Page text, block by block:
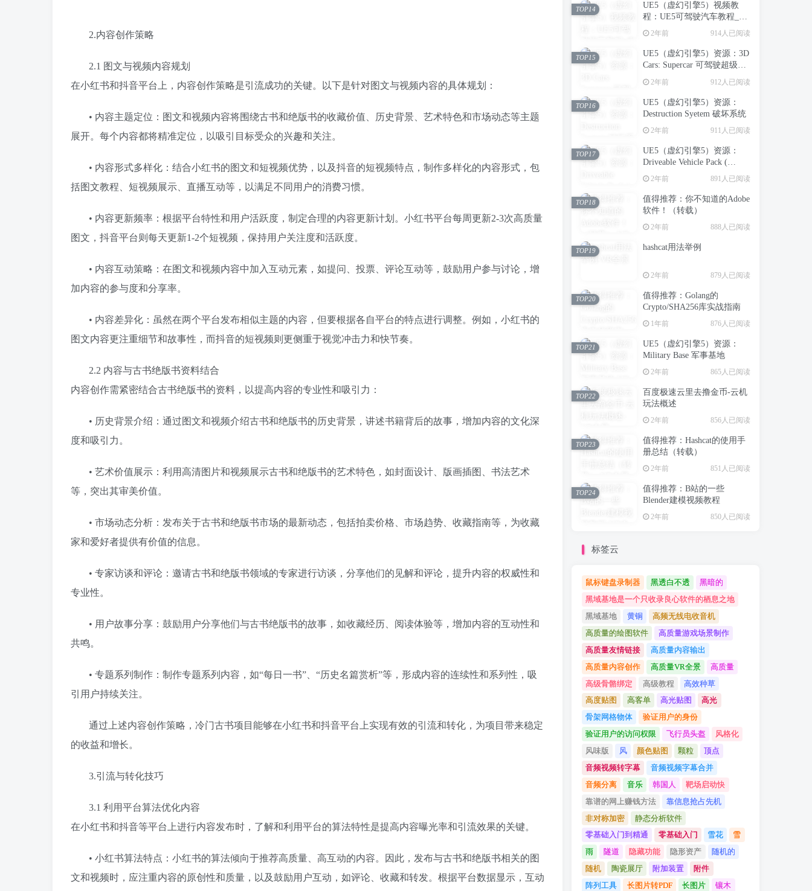
2.内容创作策略
2.1 图文与视频内容规划
在小红书和抖音平台上，内容创作策略是引流成功的关键。以下是针对图文与视频内容的具体规划：
• 内容主题定位：图文和视频内容将围绕古书和绝版书的收藏价值、历史背景、艺术特色和市场动态等主题
展开。每个内容都将精准定位，以吸引目标受众的兴趣和关注。
• 内容形式多样化：结合小红书的图文和短视频优势，以及抖音的短视频特点，制作多样化的内容形式，包
括图文教程、短视频展示、直播互动等，以满足不同用户的消费习惯。
• 内容更新频率：根据平台特性和用户活跃度，制定合理的内容更新计划。小红书平台每周更新2-3次高质量
图文，抖音平台则每天更新1-2个短视频，保持用户关注度和活跃度。
• 内容互动策略：在图文和视频内容中加入互动元素，如提问、投票、评论互动等，鼓励用户参与讨论，增
加内容的参与度和分享率。
• 内容差异化：虽然在两个平台发布相似主题的内容，但要根据各自平台的特点进行调整。例如，小红书的
图文内容更注重细节和故事性，而抖音的短视频则更侧重于视觉冲击力和快节奏。
2.2 内容与古书绝版书资料结合
内容创作需紧密结合古书绝版书的资料，以提高内容的专业性和吸引力：
• 历史背景介绍：通过图文和视频介绍古书和绝版书的历史背景，讲述书籍背后的故事，增加内容的文化深
度和吸引力。
• 艺术价值展示：利用高清图片和视频展示古书和绝版书的艺术特色，如封面设计、版画插图、书法艺术
等，突出其审美价值。
• 市场动态分析：发布关于古书和绝版书市场的最新动态，包括拍卖价格、市场趋势、收藏指南等，为收藏
家和爱好者提供有价值的信息。
• 专家访谈和评论：邀请古书和绝版书领域的专家进行访谈，分享他们的见解和评论，提升内容的权威性和
专业性。
• 用户故事分享：鼓励用户分享他们与古书绝版书的故事，如收藏经历、阅读体验等，增加内容的互动性和
共鸣。
• 专题系列制作：制作专题系列内容，如“每日一书”、“历史名篇赏析”等，形成内容的连续性和系列性，吸
引用户持续关注。
通过上述内容创作策略，冷门古书项目能够在小红书和抖音平台上实现有效的引流和转化，为项目带来稳定
的收益和增长。
3.引流与转化技巧
3.1 利用平台算法优化内容
在小红书和抖音等平台上进行内容发布时，了解和利用平台的算法特性是提高内容曝光率和引流效果的关键。
• 小红书算法特点：小红书的算法倾向于推荐高质量、高互动的内容。因此，发布与古书和绝版书相关的图
文和视频时，应注重内容的原创性和质量，以及鼓励用户互动，如评论、收藏和转发。根据平台数据显示，互动
UE5（虚幻引擎5）视频教
程：UE5可驾驶汽车教程_中
文字幕
2年前 914人已阅读
TOP14
UE5（虚幻引擎5）资源：3D
Cars: Supercar 可驾驶超级跑
车
2年前 912人已阅读
TOP15
UE5（虚幻引擎5）资源：
Destruction Syetem 破坏系统
2年前 911人已阅读
TOP16
UE5（虚幻引擎5）资源：
Driveable Vehicle Pack (
REDUX ) 2.0 可驾驶汽车包
（支持到UE5.5）【推荐】
2年前 891人已阅读
TOP17
值得推荐：你不知道的Adobe
软件！（转载）
2年前 888人已阅读
TOP18
hashcat用法举例
2年前 879人已阅读
TOP19
值得推荐：Golang的
Crypto/SHA256库实战指南
1年前 876人已阅读
TOP20
UE5（虚幻引擎5）资源：
Military Base 军事基地
2年前 865人已阅读
TOP21
百度极速云里去撸金币-云机
玩法概述
2年前 856人已阅读
TOP22
值得推荐：Hashcat的使用手
册总结（转载）
2年前 851人已阅读
TOP23
值得推荐：B站的一些
Blender建模视频教程
2年前 850人已阅读
TOP24
标签云
鼠标键盘录制器 黑透白不透
黑暗的
黑域基地是一个只收录良心软件的栖息之地
黑域基地
黄铜
高频无线电收音机
高质量的绘图软件
高质量游戏场景制作
高质量友情链接
高质量内容输出
高质量内容创作
高质量VR全景
高质量
高级骨骼绑定
高级教程
高效种草
高度贴图
高客单 高光贴图
高光
骨架网格物体
验证用户的身份
验证用户的访问权限
飞行员头盔
风格化
风味版
风 颜色贴图 颗粒
顶点
音频视频转字幕
音频视频字幕合并
音频分离
音乐 韩国人
靶场启动快
靠谱的网上赚钱方法
靠信息抢占先机
非对称加密
静态分析软件
零基础入门到精通
零基础入门 雪花
雪
雨
隧道 隐藏功能 隐形资产
随机的
随机
陶瓷展厅 附加装置
附件
阵列工具
长图片转PDF 长图片
镶木